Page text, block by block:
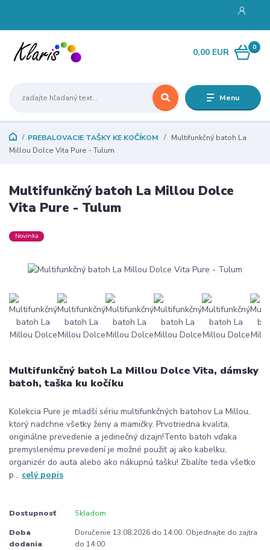
Menu
0
0,00 EUR
PREBALOVACIE TAŠKY KE KOČÍKOM
Multifunkčný batoh La
Millou Dolce Vita Pure - Tulum
Multifunkčný batoh La Millou Dolce
Vita Pure - Tulum
Novinka
Multifunkčný batoh La Millou Dolce Vita, dámsky
batoh, taška ku kočíku
Kolekcia Pure je mladší sériu multifunkčných batohov La Millou,
ktorý nadchne všetky ženy a mamičky. Prvotriedna kvalita,
originálne prevedenie a jedinečný dizajn!Tento batoh vďaka
premyslenému prevedení je možné použiť aj ako kabelku,
organizér do auta alebo ako nákupnú tašku! Zbalíte teda všetko
p... celý popis
Dostupnosť Skladom
Doba
dodania
Doručenie 13.08.2026 do 14:00. Objednajte do zajtra
do 14:00